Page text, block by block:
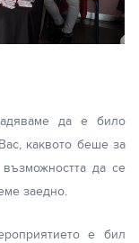
да е било
каквото беше за
да се
заедно.
е бил